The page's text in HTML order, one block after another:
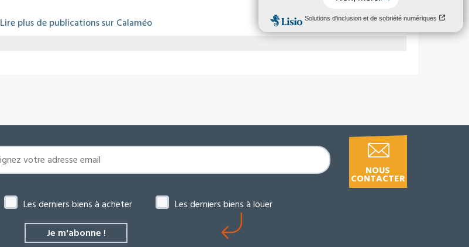
Lire plus de publications sur Calaméo
NOUS
CONTACTER
Les derniers biens à acheter Les derniers biens à louer